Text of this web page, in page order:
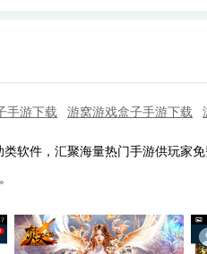
手游下载 游窝游戏盒子手游下载
类软件，汇聚海量热门手游供玩家